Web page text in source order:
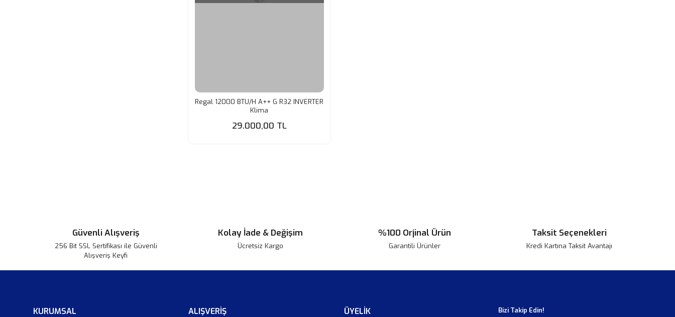
Regal 12000 BTU/H A++ G R32 INVERTER
Klima
29.000,00 TL
Güvenli Alışveriş
256 Bit SSL Sertifikası ile Güvenli
Alışveriş Keyfi
Kolay İade & Değişim
Ücretsiz Kargo
%100 Orjinal Ürün
Garantili Ürünler
Taksit Seçenekleri
Kredi Kartına Taksit Avantajı
KURUMSAL ALIŞVERİŞ ÜYELİK Bizi Takip Edin!